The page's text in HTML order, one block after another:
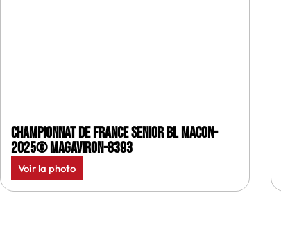
Championnat de France senior BL Macon-
2025© MagAviron-8393
Voir la photo